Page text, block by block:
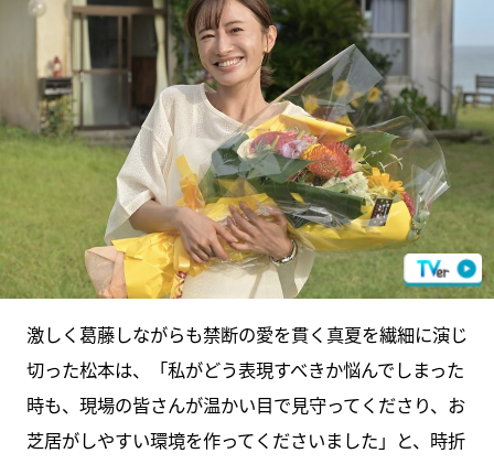
激しく葛藤しながらも禁断の愛を貫く真夏を繊細に演じ
切った松本は、「私がどう表現すべきか悩んでしまった
時も、現場の皆さんが温かい目で見守ってくださり、お
芝居がしやすい環境を作ってくださいました」と、時折